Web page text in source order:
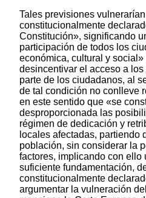
Tales previsiones
constitucionalmente
Constitución», significando
participación de todos los
económica, cultural y social»
desincentivar el acceso a
parte de los ciudadanos, al
de tal condición no conlleve
en este sentido que «se
desproporcionada las
régimen de dedicación y
locales afectadas, partiendo
población, sin considerar la
factores, implicando con ello
suficiente fundamentación,
constitucionalmente
argumentar la vulneración